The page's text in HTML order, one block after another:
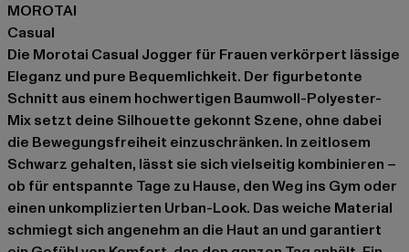
MOROTAI
Casual
Die Morotai Casual Jogger für Frauen verkörpert lässige
Eleganz und pure Bequemlichkeit. Der figurbetonte
Schnitt aus einem hochwertigen Baumwoll-Polyester-
Mix setzt deine Silhouette gekonnt Szene, ohne dabei
die Bewegungsfreiheit einzuschränken. In zeitlosem
Schwarz gehalten, lässt sie sich vielseitig kombinieren –
ob für entspannte Tage zu Hause, den Weg ins Gym oder
einen unkomplizierten Urban-Look. Das weiche Material
schmiegt sich angenehm an die Haut an und garantiert